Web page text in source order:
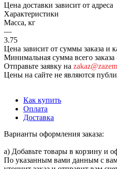
Цена доставки зависит от адреса
Характеристики
Масса, кг
—
3.75
Цена зависит от суммы заказа и
Минимальная сумма всего
Отправьте заявку на
Цены на сайте не являются
Как купить
Оплата
Доставка
Варианты оформления заказа:
а) Добавьте товары в корзину и
По указанным вами данным с